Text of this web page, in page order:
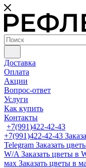
Доставка
Оплата
Акции
Вопрос-ответ
Услуги
Как купить
Контакты
+7(991)422-42-43
+7(991)422-42-43
Telegram Заказать
W/A Заказать цветы в
мах Заказать цветы в